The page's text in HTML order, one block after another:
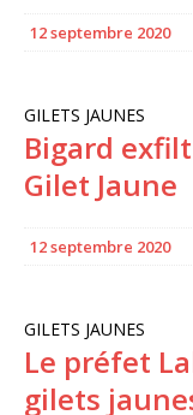
12 septembre 2020
GILETS JAUNES
Bigard
Gilet Jaune
12 septembre 2020
GILETS JAUNES
Le préfet
gilets